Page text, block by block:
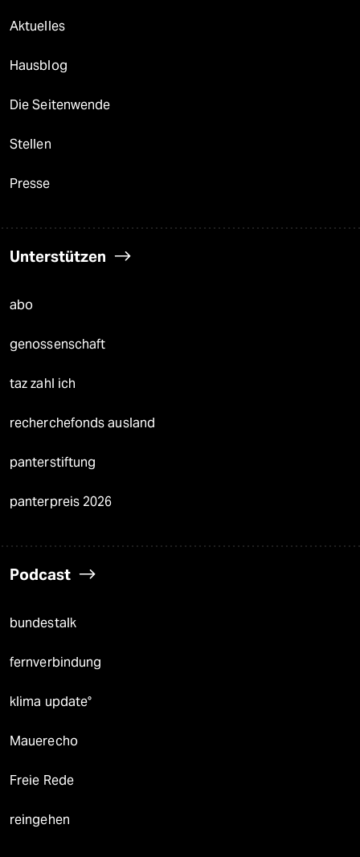
Aktuelles
Hausblog
Die Seitenwende
Stellen
Presse
Unterstützen
abo
genossenschaft
taz zahl ich
recherchefonds ausland
panterstiftung
panterpreis 2026
Podcast
bundestalk
fernverbindung
klima update°
Mauerecho
Freie Rede
reingehen